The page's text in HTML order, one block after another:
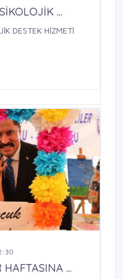
...
DESTEK HİZMETİ
...